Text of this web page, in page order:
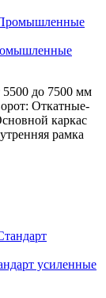
5500 до 7500 мм
Откатные-
каркас
рамка
усиленные